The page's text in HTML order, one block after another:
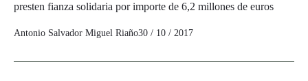
presten fianza solidaria por importe de 6,2 millones de euros
Antonio Salvador Miguel Riaño30 / 10 / 2017